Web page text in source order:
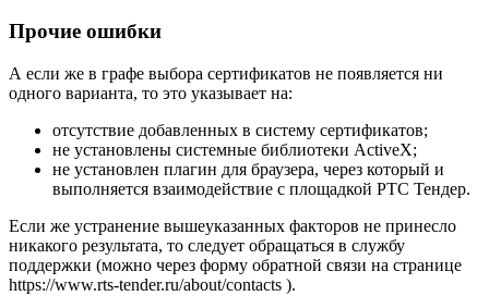
Прочие ошибки
А если же в графе выбора сертификатов не появляется ни
одного варианта, то это указывает на:
отсутствие добавленных в систему сертификатов;
не установлены системные библиотеки ActiveX;
не установлен плагин для браузера, через который и
выполняется взаимодействие с площадкой РТС Тендер.
Если же устранение вышеуказанных факторов не принесло
никакого результата, то следует обращаться в службу
поддержки (можно через форму обратной связи на странице
https://www.rts-tender.ru/about/contacts ).